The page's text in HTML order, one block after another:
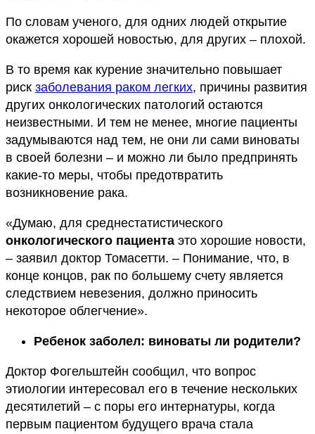
По словам ученого, для одних людей открытие
окажется хорошей новостью, для других – плохой.
В то время как курение значительно повышает
риск заболевания раком легких, причины развития
других онкологических патологий остаются
неизвестными. И тем не менее, многие пациенты
задумываются над тем, не они ли сами виноваты
в своей болезни – и можно ли было предпринять
какие-то меры, чтобы предотвратить
возникновение рака.
«Думаю, для среднестатистического
онкологического пациента это хорошие новости,
– заявил доктор Томасетти. – Понимание, что, в
конце концов, рак по большему счету является
следствием невезения, должно приносить
некоторое облегчение».
Ребенок заболел: виноваты ли родители?
Доктор Фогельштейн сообщил, что вопрос
этиологии интересовал его в течение нескольких
десятилетий – с поры его интернатуры, когда
первым пациентом будущего врача стала